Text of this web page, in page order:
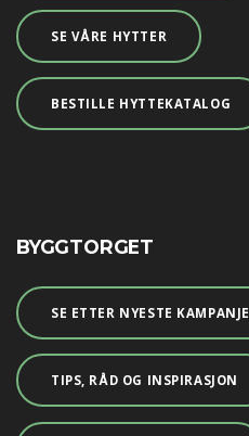
SE VÅRE HYTTER
BESTILLE HYTTEKATALOG
BYGGTORGET
SE ETTER NYESTE KAMPANJE
TIPS, RÅD OG INSPIRASJON